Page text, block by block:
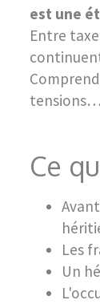
est une
Entre
tensions…
Ce
Les
Un